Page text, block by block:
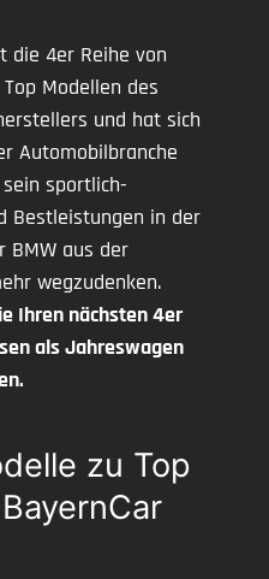
die 4er Reihe von
Modellen des
und hat sich
Automobilbranche
sportlich-
Bestleistungen in der
BMW aus der
wegzudenken.
Ihren nächsten 4er
als Jahreswagen
zu Top